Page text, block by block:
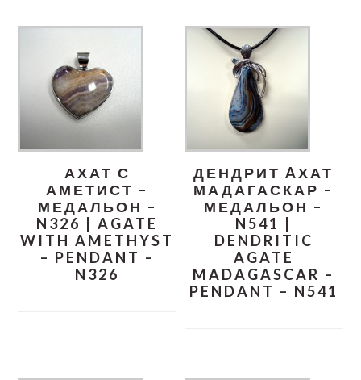
АХАТ С
АМЕТИСТ –
МЕДАЛЬОН –
N326 | AGATE
WITH AMETHYST
– PENDANT –
N326
ДЕНДРИТ AХАТ
МАДАГАСКАР –
МЕДАЛЬОН –
N541 |
DENDRITIC
AGATE
MADAGASCAR –
PENDANT – N541